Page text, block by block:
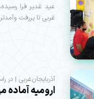
عید غدیر فرا
غربی تا پررفت‌
آذربایجان‌غربی | در
ارومیه